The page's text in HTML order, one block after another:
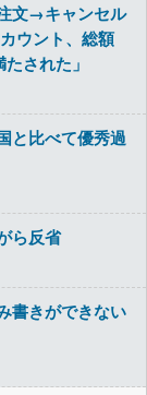
文→キャンセル
ウント、総額
された」
と比べて優秀過
ら反省
書きができない